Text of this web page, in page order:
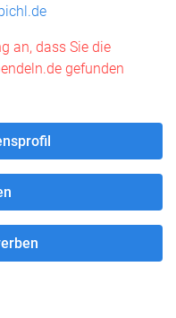
an, dass Sie die
gefunden